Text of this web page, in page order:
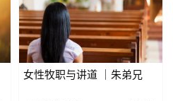
女性牧职与讲道 ｜朱弟兄